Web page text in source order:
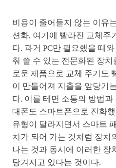
비용이 줄어들지 않는 이유
션화, 여기에 빨라진 교체주
다. 과거 PC만 필요했을 때
춰 쓸 수 있는 전문화된 장치
로운 제품으로 교체 주기도
이 만들어져 지출을 앞당기
다. 이를 테면 소통의 방법
대폰도 스마트폰으로 진화
유형이 달라지면서 스마트
치가 되어 가는 것처럼 장치
나는 것과 동시에 이러한 장
당겨지고 있다는 것이다.